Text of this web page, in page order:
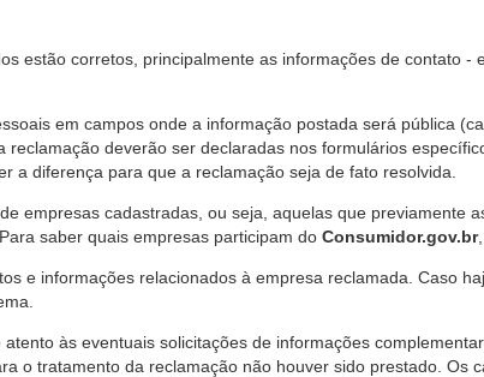
estão corretos, principalmente as informações de contato
em campos onde a informação postada será pública
deverão ser declaradas nos formulários
a diferença para que a reclamação seja de fato resolvida.
empresas cadastradas, ou seja, aquelas que previamente
saber quais empresas participam do Consumidor.gov.br
e informações relacionados à empresa reclamada. Caso
às eventuais solicitações de informações
o tratamento da reclamação não houver sido prestado. Os